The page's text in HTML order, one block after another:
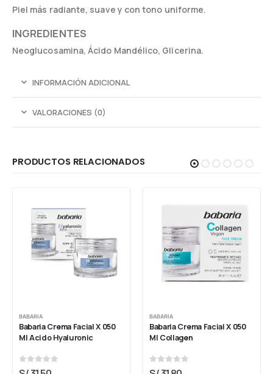
Piel más radiante, suave y con tono uniforme.
INGREDIENTES
Neoglucosamina, Ácido Mandélico, Glicerina.
INFORMACIÓN ADICIONAL
VALORACIONES (0)
PRODUCTOS RELACIONADOS
BABARIA
Babaria Crema Facial X 050
Ml Acido Hyaluronic
0 out of 5
BABARIA
Babaria Crema Facial X 050
Ml Collagen
0 out of 5